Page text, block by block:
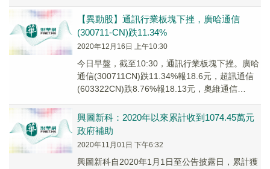
【異動股】通訊行業板塊下挫，廣哈通信
(300711-CN)跌11.34%
2020年12月16日 上午10:30
今日早盤，截至10:30，通訊行業板塊下挫。廣哈
通信(300711CN)跌11.34%報18.6元，超訊通信
(603322CN)跌8.76%報18.13元，奧維通信
興圖新科：2020年以來累計收到1074.45萬元
政府補助
2020年11月01日 下午6:32
興圖新科自2020年1月1日至公告披露日，累計獲